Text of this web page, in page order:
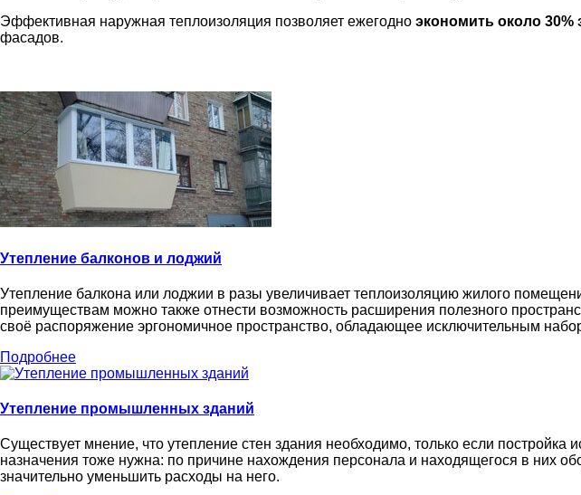
Эффективная наружная теплоизоляция позволяет ежегодно экономить около 30%
фасадов.
Утепление балконов и лоджий
Утепление балкона или лоджии в разы увеличивает теплоизоляцию жилого
преимуществам можно также отнести возможность расширения полезного
своё распоряжение эргономичное пространство, обладающее исключительным
Подробнее
Утепление промышленных зданий
Существует мнение, что утепление стен здания необходимо, только если
назначения тоже нужна: по причине нахождения персонала и находящегося в них
значительно уменьшить расходы на него.